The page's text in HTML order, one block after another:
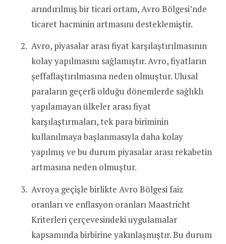
arındırılmış bir ticari ortam, Avro Bölgesi’nde
ticaret hacminin artmasını desteklemiştir.
Avro, piyasalar arası fiyat karşılaştırılmasının
kolay yapılmasını sağlamıştır. Avro, fiyatların
şeffaflaştırılmasına neden olmuştur. Ulusal
paraların geçerli olduğu dönemlerde sağlıklı
yapılamayan ülkeler arası fiyat
karşılaştırmaları, tek para biriminin
kullanılmaya başlanmasıyla daha kolay
yapılmış ve bu durum piyasalar arası rekabetin
artmasına neden olmuştur.
Avroya geçişle birlikte Avro Bölgesi faiz
oranları ve enflasyon oranları Maastricht
Kriterleri çerçevesindeki uygulamalar
kapsamında birbirine yakınlaşmıştır. Bu durum